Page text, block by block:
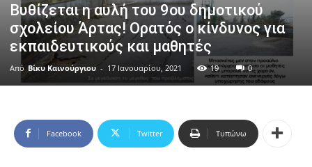
Βυθίζεται η αυλή του 9ου δημοτικού
σχολείου Άρτας! Ορατός ο κίνδυνος για
εκπαιδευτικούς και μαθητές
Από Βίκυ Καινούργιου - 17 Ιανουαρίου, 2021 19 0
Facebook Twitter Τυπώνω